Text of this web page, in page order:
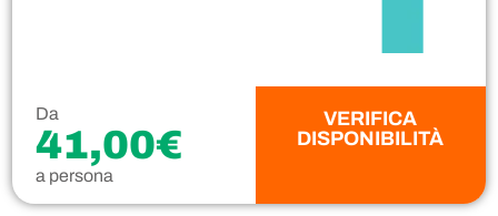
Da
41,00€
a persona
VERIFICA
DISPONIBILITÀ